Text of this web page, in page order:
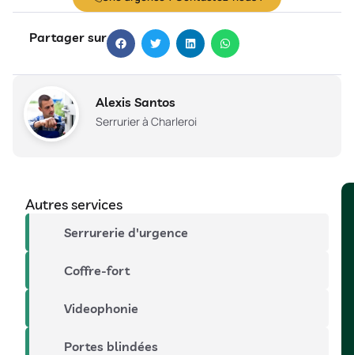
Partager sur
Alexis Santos
Serrurier à Charleroi
Autres services
Serrurerie d'urgence
Coffre-fort
Videophonie
Portes blindées